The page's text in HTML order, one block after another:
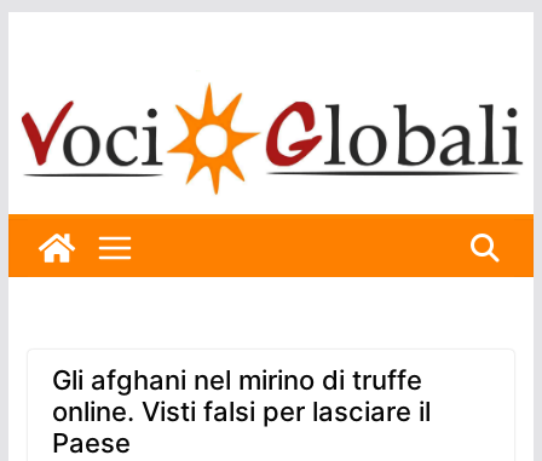
Gli afghani nel mirino di truffe
online. Visti falsi per lasciare il
Paese